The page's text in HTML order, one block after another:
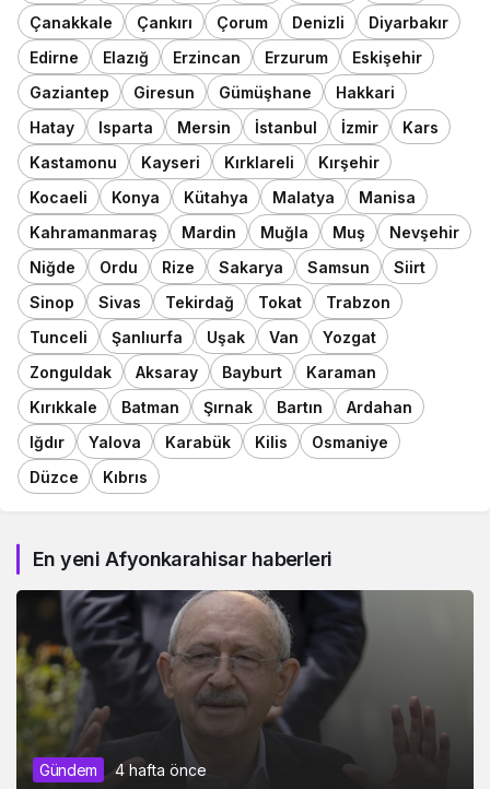
Çanakkale
Çankırı Çorum Denizli
Diyarbakır
Edirne
Elazığ Erzincan Erzurum
Eskişehir
Gaziantep
Giresun Gümüşhane
Hakkari
Hatay
Isparta Mersin İstanbul İzmir
Kars
Kastamonu
Kayseri Kırklareli
Kırşehir
Kocaeli
Konya Kütahya Malatya
Manisa
Kahramanmaraş
Mardin Muğla Muş
Nevşehir
Niğde
Ordu Rize Sakarya Samsun
Siirt
Sinop
Sivas Tekirdağ Tokat
Trabzon
Tunceli
Şanlıurfa Uşak Van
Yozgat
Zonguldak
Aksaray Bayburt
Karaman
Kırıkkale
Batman Şırnak Bartın
Ardahan
Iğdır
Yalova Karabük Kilis
Osmaniye
Düzce
Kıbrıs
En yeni Afyonkarahisar haberleri
Gündem 4 hafta önce